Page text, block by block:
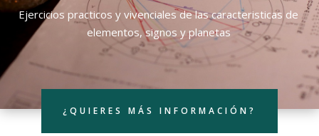
Ejercicios practicos y vivenciales de las caracteristicas de
elementos, signos y planetas
¿QUIERES MÁS INFORMACIÓN?